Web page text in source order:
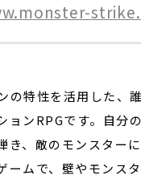
の特性を活用した、
ョンRPGです。自分
き、敵のモンスター
ームで、壁やモンス